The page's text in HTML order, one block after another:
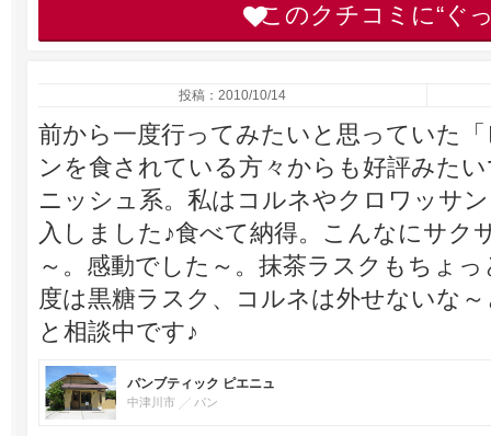
このクチコミに“ぐ
投稿：2010/10/14
前から一度行ってみたいと思っていた
ンを食されている方々からも好評みた
ニッシュ系。私はコルネやクロワッサ
入しました♪食べて納得。こんなにサク
～。感動でした～。抹茶ラスクもちょ
度は黒糖ラスク、コルネは外せないな
と相談中です♪
パンブティック ピエニュ
中津川市 パン